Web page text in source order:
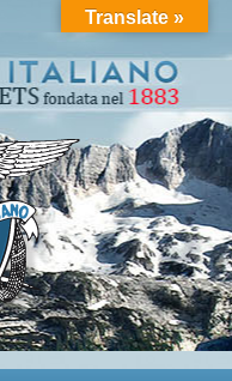
Translate »